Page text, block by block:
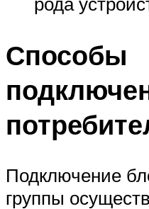
Способы
Подключение
группы